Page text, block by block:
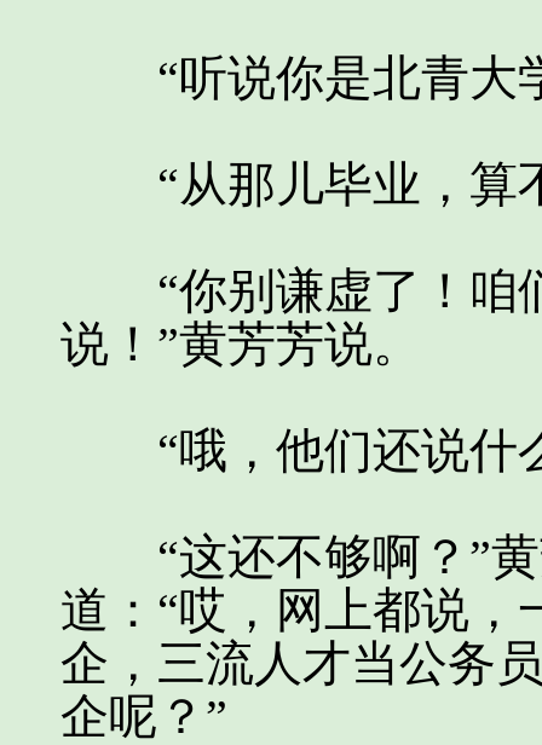
“听说你是北青大
“从那儿毕业，算
“你别谦虚了！咱
说！”黄芳芳说。
“哦，他们还说什
“这还不够啊？”黄
道：“哎，网上都说
企，三流人才当公务
企呢？”